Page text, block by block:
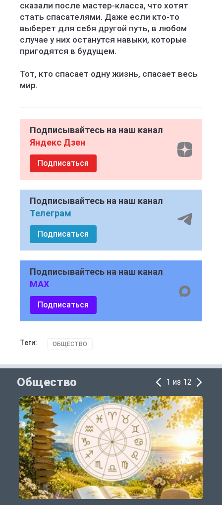
сказали после мастер-класса, что хотят
стать спасателями. Даже если кто-то
выберет для себя другой путь, в любом
случае у них останутся навыки, которые
пригодятся в будущем.
Тот, кто спасает одну жизнь, спасает весь
мир.
Подписывайтесь на наш канал
Яндекс Дзен
Подписаться
Подписывайтесь на наш канал
Телеграм
Подписаться
Подписывайтесь на наш канал
MAX
Подписаться
Теги: ОБЩЕСТВО
Общество 1 из 12